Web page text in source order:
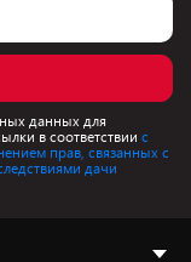
данных для
в соответствии с
прав, связанных с
дачи